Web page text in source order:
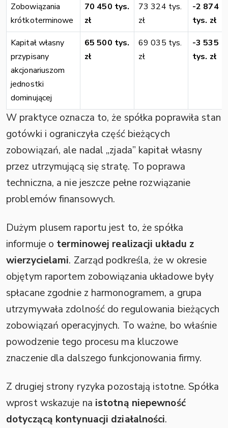
Zobowiązania
krótkoterminowe
70 450 tys.
zł
73 324 tys.
zł
-2 874
tys. zł
Kapitał własny
przypisany
akcjonariuszom
jednostki
dominującej
65 500 tys.
zł
69 035 tys.
zł
-3 535
tys. zł
W praktyce oznacza to, że spółka poprawiła stan
gotówki i ograniczyła część bieżących
zobowiązań, ale nadal „zjada” kapitał własny
przez utrzymującą się stratę. To poprawa
techniczna, a nie jeszcze pełne rozwiązanie
problemów finansowych.
Dużym plusem raportu jest to, że spółka
informuje o terminowej realizacji układu z
wierzycielami. Zarząd podkreśla, że w okresie
objętym raportem zobowiązania układowe były
spłacane zgodnie z harmonogramem, a grupa
utrzymywała zdolność do regulowania bieżących
zobowiązań operacyjnych. To ważne, bo właśnie
powodzenie tego procesu ma kluczowe
znaczenie dla dalszego funkcjonowania firmy.
Z drugiej strony ryzyka pozostają istotne. Spółka
wprost wskazuje na istotną niepewność
dotyczącą kontynuacji działalności.